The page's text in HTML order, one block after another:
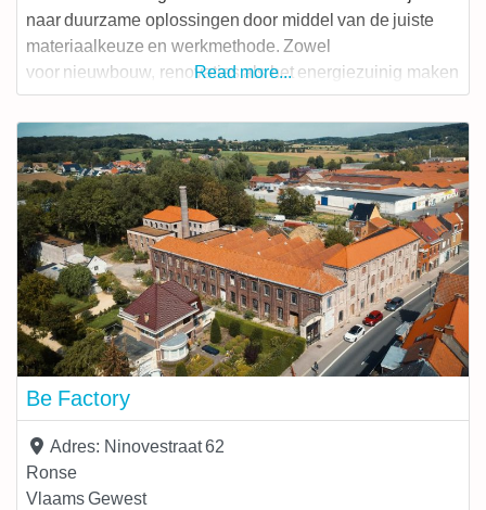
naar duurzame oplossingen door middel van de juiste
materiaalkeuze en werkmethode. Zowel
voor nieuwbouw, renovaties als het energiezuinig maken
van uw huis. Dit is echter niet alles. Ook rond de woning
zijn er tal van mogelijkheden. Wij staan in voor het
plaatsen van terrassen,
Read more...
Be Factory
Adres: Ninovestraat 62
Ronse
Vlaams Gewest